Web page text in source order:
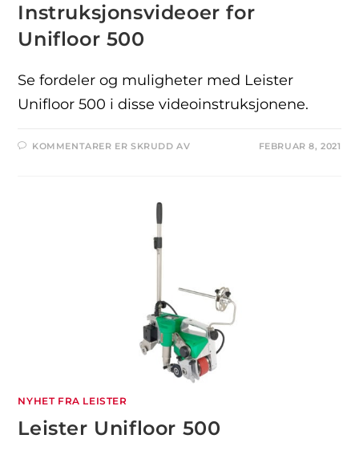
Instruksjonsvideoer for
Unifloor 500
Se fordeler og muligheter med Leister
Unifloor 500 i disse videoinstruksjonene.
KOMMENTARER ER SKRUDD AV FEBRUAR 8, 2021
NYHET FRA LEISTER
Leister Unifloor 500